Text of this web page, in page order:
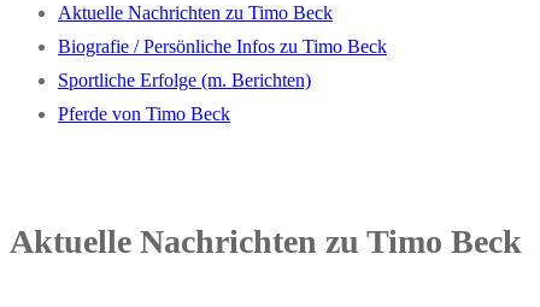
Aktuelle Nachrichten zu Timo Beck
Biografie / Persönliche Infos zu Timo Beck
Sportliche Erfolge (m. Berichten)
Pferde von Timo Beck
Aktuelle Nachrichten zu Timo Beck